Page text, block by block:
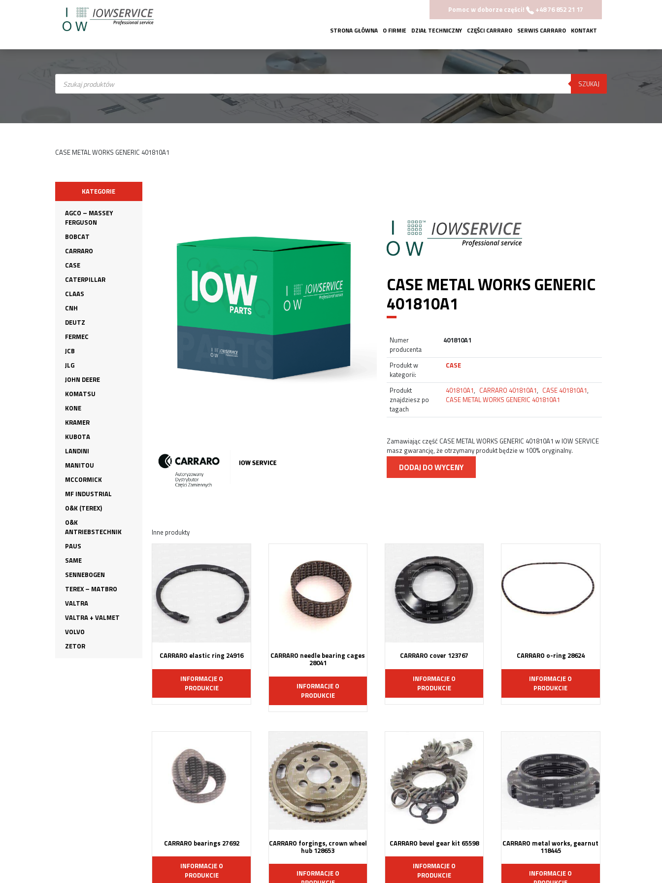
Pomoc w doborze części! +48 76 852 21 17
STRONA GŁÓWNA O FIRMIE DZIAŁ TECHNICZNY CZĘŚCI CARRARO SERWIS CARRARO KONTAKT
Wyszukiwarka
produktów SZUKAJ
CASE METAL WORKS GENERIC 401810A1
KATEGORIE
AGCO – MASSEY
FERGUSON
BOBCAT
CARRARO
CASE
CATERPILLAR
CLAAS
CNH
DEUTZ
FERMEC
JCB
JLG
JOHN DEERE
KOMATSU
KONE
KRAMER
KUBOTA
LANDINI
MANITOU
MCCORMICK
MF INDUSTRIAL
O&K (TEREX)
O&K
ANTRIEBSTECHNIK
PAUS
SAME
SENNEBOGEN
TEREX – MATBRO
VALTRA
VALTRA + VALMET
VOLVO
ZETOR
CASE METAL WORKS GENERIC
401810A1
Numer
producenta
401810A1
Produkt w
kategorii:
CASE
Produkt
znajdziesz po
tagach
401810A1, CARRARO 401810A1, CASE 401810A1,
CASE METAL WORKS GENERIC 401810A1
Zamawiając część CASE METAL WORKS GENERIC 401810A1 w IOW SERVICE
masz gwarancję, że otrzymany produkt będzie w 100% oryginalny.
DODAJ DO WYCENY
Inne produkty
CARRARO elastic ring 24916
INFORMACJE O
PRODUKCIE
CARRARO needle bearing cages
28041
INFORMACJE O
PRODUKCIE
CARRARO cover 123767
INFORMACJE O
PRODUKCIE
CARRARO o-ring 28624
INFORMACJE O
PRODUKCIE
CARRARO bearings 27692
INFORMACJE O
PRODUKCIE
CARRARO forgings, crown wheel
hub 128653
INFORMACJE O
CARRARO bevel gear kit 65598
INFORMACJE O
PRODUKCIE
CARRARO metal works, gearnut
118445
INFORMACJE O